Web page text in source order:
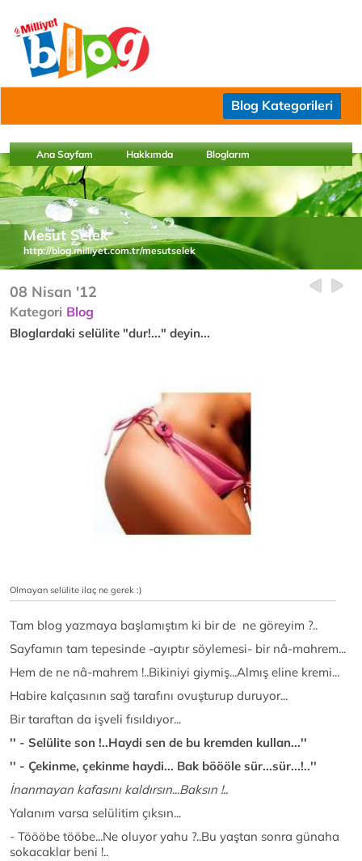
Blog Kategorileri
Ana Sayfam Hakkımda Bloglarım
Mesut Selek
http://blog.milliyet.com.tr/mesutselek
08 Nisan '12
Kategori Blog
Bloglardaki selülite "dur!..." deyin...
Olmayan selülite ilaç ne gerek :)
Tam blog yazmaya başlamıştım ki bir de ne göreyim ?..
Sayfamın tam tepesinde -ayıptır söylemesi- bir nâ-mahrem...
Hem de ne nâ-mahrem !..Bikiniyi giymiş...Almış eline kremi...
Habire kalçasının sağ tarafını ovuşturup duruyor...
Bir taraftan da işveli fısıldıyor...
'' - Selülite son !..Haydi sen de bu kremden kullan...''
'' - Çekinme, çekinme haydi... Bak böööle sür...sür...!..''
İnanmayan kafasını kaldırsın...Baksın !..
Yalanım varsa selülitim çıksın...
- Töööbe tööbe...Ne oluyor yahu ?..Bu yaştan sonra günaha
sokacaklar beni !..